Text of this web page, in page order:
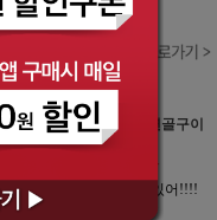
구이
돌
오독오독 닭안심 연골구이
20팩
★★★★★
뭐야 대박 겁나 맛있어!!!!